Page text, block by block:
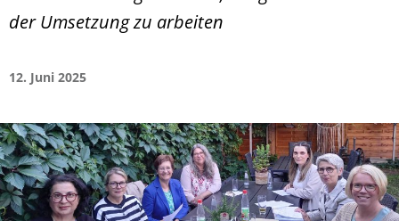
der Umsetzung zu arbeiten
12. Juni 2025